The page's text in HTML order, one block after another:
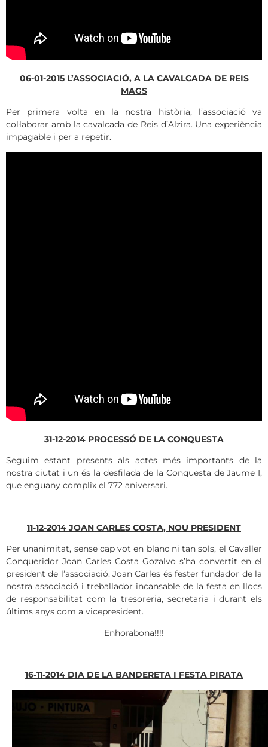
06-01-2015 L’ASSOCIACIÓ, A LA CAVALCADA DE REIS
MAGS
Per primera volta en la nostra història, l’associació va
col·laborar amb la cavalcada de Reis d’Alzira. Una experiència
impagable i per a repetir.
31-12-2014 PROCESSÓ DE LA CONQUESTA
Seguim estant presents als actes més importants de la
nostra ciutat i un és la desfilada de la Conquesta de Jaume I,
que enguany complix el 772 aniversari.
11-12-2014 JOAN CARLES COSTA, NOU PRESIDENT
Per unanimitat, sense cap vot en blanc ni tan sols, el Cavaller
Conqueridor Joan Carles Costa Gozalvo s’ha convertit en el
president de l’associació. Joan Carles és fester fundador de la
nostra associació i treballador incansable de la festa en llocs
de responsabilitat com la tresoreria, secretaria i durant els
últims anys com a vicepresident.
Enhorabona!!!!
16-11-2014 DIA DE LA BANDERETA I FESTA PIRATA